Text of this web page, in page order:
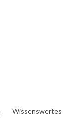
Wissenswertes